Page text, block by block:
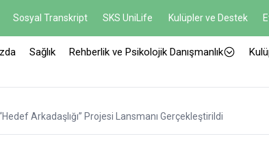
Sosyal Transkript SKS UniLife Kulüpler ve Destek
Sağlık Rehberlik ve Psikolojik Danışmanlık
Arkadaşlığı” Projesi Lansmanı Gerçekleştirildi